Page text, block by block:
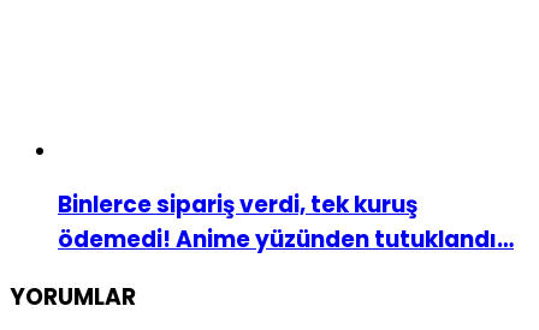
Binlerce sipariş verdi, tek kuruş
ödemedi! Anime yüzünden tutuklandı…
YORUMLAR